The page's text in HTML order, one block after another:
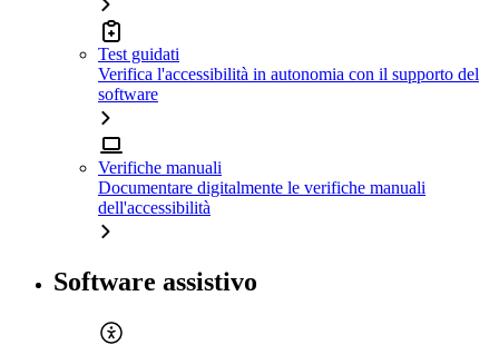
Test guidati
Verifica l'accessibilità in autonomia con il supporto del
software
Verifiche manuali
Documentare digitalmente le verifiche manuali
dell'accessibilità
Software assistivo